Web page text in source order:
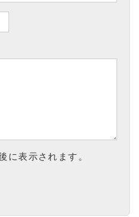
に表示されます。